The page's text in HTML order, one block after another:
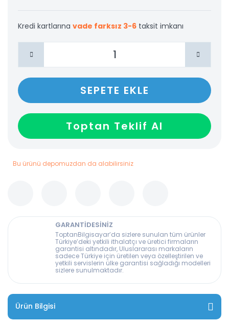
Kredi kartlarına vade farksız 3-6 taksit imkanı
SEPETE EKLE
Toptan Teklif Al
Bu ürünü depomuzdan da alabilirsiniz
GARANTİDESİNİZ
ToptanBilgisayar’da sizlere sunulan tüm ürünler
Türkiye’deki yetkili ithalatçı ve üretici firmaların
garantisi altındadır, Uluslararası markaların
sadece Türkiye için üretilen veya özelleştirilen ve
yetkili servislerin ülke garantisi sağladığı modelleri
sizlere sunulmaktadır.
Ürün Bilgisi